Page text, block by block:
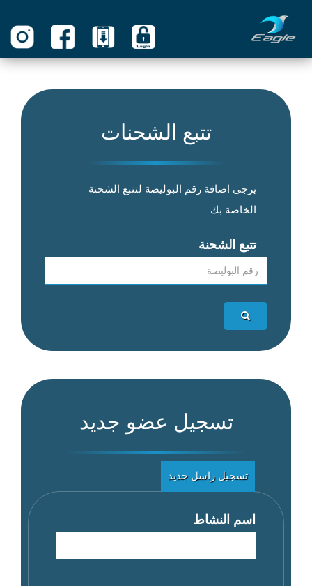
تتبع الشحنات
يرجى اضافة رقم البوليصة لتتبع الشحنة
الخاصة بك
تتبع الشحنة
تسجيل عضو جديد
تسجيل راسل جديد
اسم النشاط